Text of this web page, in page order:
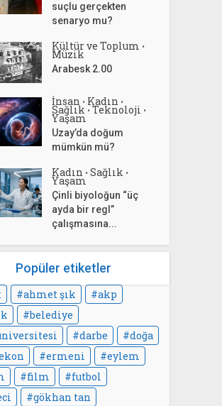
suçlu gerçekten
senaryo mu?
Kültür ve Toplum •
Müzik
Arabesk 2.00
İnsan • Kadın •
Sağlık • Teknoloji •
Yaşam
Uzay’da doğum
mümkün mü?
Kadın • Sağlık •
Yaşam
Çinli biyoloğun “üç
ayda bir regl”
çalışmasına...
Popüler etiketler
ahmet şık
akp
belediye
darbe
doğa
ermeni
eylem
film
futbol
gökhan tan